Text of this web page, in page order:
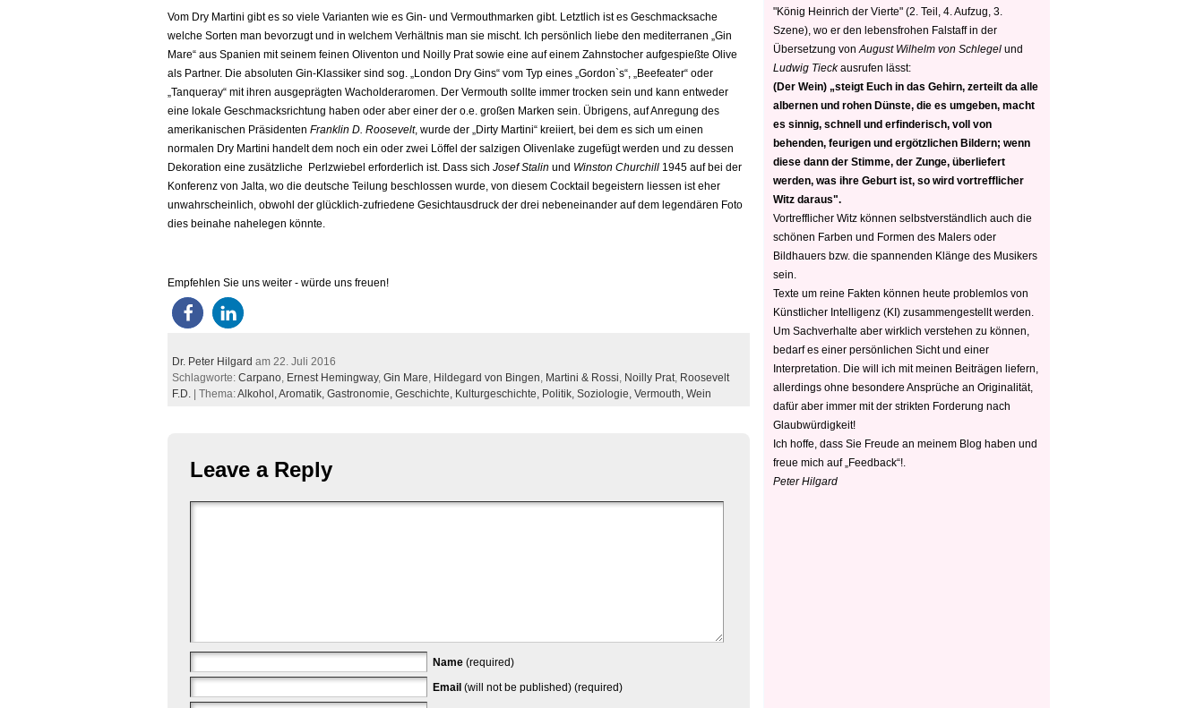
Vom Dry Martini gibt es so viele Varianten wie es Gin- und Vermouthmarken gibt. Letztlich ist es Geschmacksache
welche Sorten man bevorzugt und in welchem Verhältnis man sie mischt. Ich persönlich liebe den mediterranen „Gin
Mare“ aus Spanien mit seinem feinen Oliventon und Noilly Prat sowie eine auf einem Zahnstocher aufgespießte Olive
als Partner. Die absoluten Gin-Klassiker sind sog. „London Dry Gins“ vom Typ eines „Gordon`s“, „Beefeater“ oder
„Tanqueray“ mit ihren ausgeprägten Wacholderaromen. Der Vermouth sollte immer trocken sein und kann entweder
eine lokale Geschmacksrichtung haben oder aber einer der o.e. großen Marken sein. Übrigens, auf Anregung des
amerikanischen Präsidenten Franklin D. Roosevelt, wurde der „Dirty Martini“ kreiiert, bei dem es sich um einen
normalen Dry Martini handelt dem noch ein oder zwei Löffel der salzigen Olivenlake zugefügt werden und zu dessen
Dekoration eine zusätzliche Perlzwiebel erforderlich ist. Dass sich Josef Stalin und Winston Churchill 1945 auf bei der
Konferenz von Jalta, wo die deutsche Teilung beschlossen wurde, von diesem Cocktail begeistern liessen ist eher
unwahrscheinlich, obwohl der glücklich-zufriedene Gesichtausdruck der drei nebeneinander auf dem legendären Foto
dies beinahe nahelegen könnte.
Empfehlen Sie uns weiter - würde uns freuen!
Dr. Peter Hilgard am 22. Juli 2016
Schlagworte: Carpano, Ernest Hemingway, Gin Mare, Hildegard von Bingen, Martini & Rossi, Noilly Prat, Roosevelt
F.D. | Thema:Alkohol,Aromatik, Gastronomie, Geschichte, Kulturgeschichte, Politik, Soziologie, Vermouth, Wein
Leave a Reply
Name (required)
Email (will not be published) (required)
"König Heinrich der Vierte" (2. Teil, 4. Aufzug, 3.
Szene), wo er den lebensfrohen Falstaff in der
Übersetzung von August Wilhelm von Schlegel und
Ludwig Tieckausrufen lässt:
(Der Wein) „steigt Euch in das Gehirn, zerteilt da alle
albernen und rohen Dünste, die es umgeben, macht
es sinnig, schnell und erfinderisch, voll von
behenden, feurigen und ergötzlichen Bildern; wenn
diese dann der Stimme, der Zunge, überliefert
werden, was ihre Geburt ist, so wird vortrefflicher
Witz daraus".
Vortrefflicher Witz können selbstverständlich auch die
schönen Farben und Formen des Malers oder
Bildhauers bzw. die spannenden Klänge des Musikers
sein.
Texte um reine Fakten können heute problemlos von
Künstlicher Intelligenz (KI) zusammengestellt werden.
Um Sachverhalte aber wirklich verstehen zu können,
bedarf es einer persönlichen Sicht und einer
Interpretation. Die will ich mit meinen Beiträgen liefern,
allerdings ohne besondere Ansprüche an Originalität,
dafür aber immer mit der strikten Forderung nach
Glaubwürdigkeit!
Ich hoffe, dass Sie Freude an meinem Blog haben und
freue mich auf „Feedback“!.
Peter Hilgard